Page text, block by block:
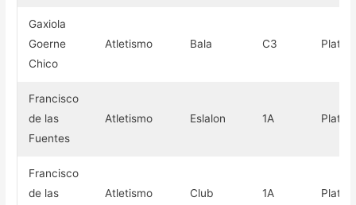
Gaxiola
Goerne
Chico
Atletismo Bala C3 Plata
Francisco
de las
Fuentes
Atletismo Eslalon 1A Plata
Francisco
de las
Atletismo Club 1A Plata